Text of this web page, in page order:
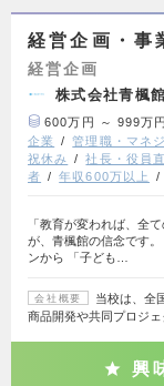
経営企画・事
経営企画
株式会社青楓館
600万円 ～ 999万円
企業
管理職・マネ
祝休み
社長・役員
者
年収600万以上
「教育が変われば、全
が、青楓館の信念です
ンから 「子ども…
会社概要
当校は、全
商品開発や共同プロジ
興